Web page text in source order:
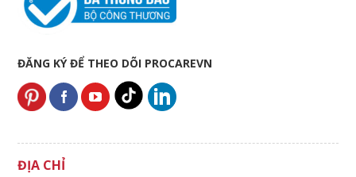
ĐĂNG KÝ ĐỂ THEO DÕI PROCAREVN
ĐỊA CHỈ